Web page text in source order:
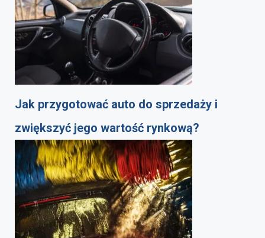
Jak przygotować auto do sprzedaży i
zwiększyć jego wartość rynkową?